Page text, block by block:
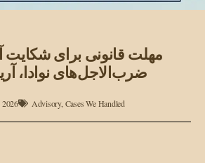
مهلت قانونی برای
ضرب‌الاجل‌های نوادا،
2026 Advisory, Cases We Handled